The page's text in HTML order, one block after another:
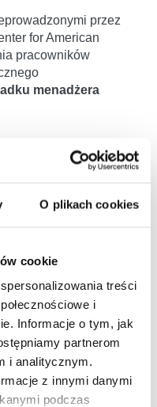
O plikach cookies
cookie
treści
i
Informacje o tym, jak
partnerom
i analitycznym.
z innymi danymi
podczas
przez
for American
pracowników
menadżera
pracowników
pracowników
na zadania dające
które wywołują w